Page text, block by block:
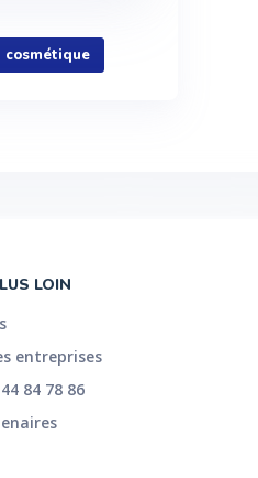
LOIN
entreprises
84 78 86